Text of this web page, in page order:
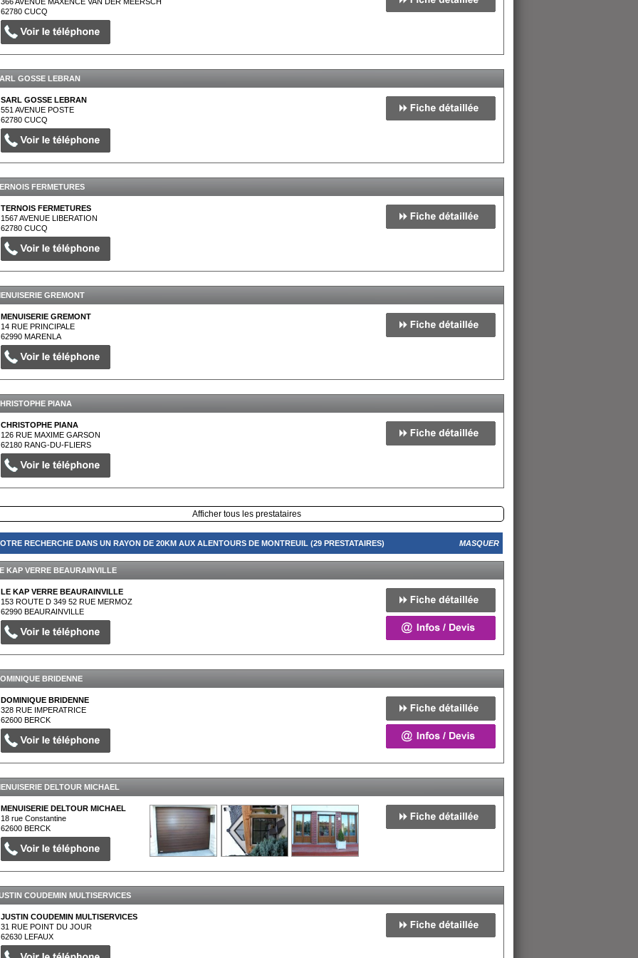
62780CUCQ
GOSSE LEBRAN
SARL GOSSE LEBRAN
551 AVENUE POSTE
62780CUCQ
FERMETURES
TERNOIS FERMETURES
1567 AVENUE LIBERATION
62780CUCQ
GREMONT
MENUISERIE GREMONT
14 RUE PRINCIPALE
62990MARENLA
PIANA
CHRISTOPHE PIANA
126 RUE MAXIME GARSON
62180RANG-DU-FLIERS
Afficher tous les prestataires
RECHERCHE DANS UN RAYON DE 20KM AUX ALENTOURS DE MONTREUIL (29 PRESTATAIRES) MASQUER
KAP VERRE BEAURAINVILLE
LE KAP VERRE BEAURAINVILLE
153 ROUTE D 349 52 RUE MERMOZ
62990BEAURAINVILLE
BRIDENNE
DOMINIQUE BRIDENNE
328 RUE IMPERATRICE
62600BERCK
DELTOUR MICHAEL
MENUISERIE DELTOUR MICHAEL
18 rue Constantine
62600BERCK
COUDEMIN MULTISERVICES
JUSTIN COUDEMIN MULTISERVICES
31 RUE POINT DU JOUR
62630LEFAUX